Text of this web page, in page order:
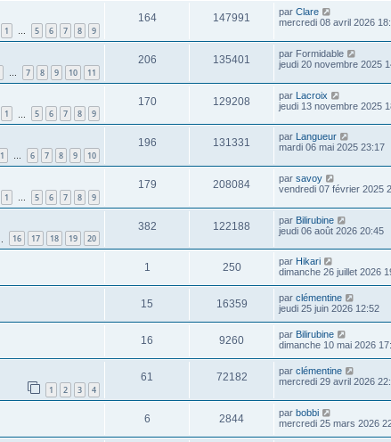
1 … 5 6 7 8 9
164 147991 par Clare
mercredi 08 avril 2026
… 7 8 9 10 11
206 135401 par Formidable
jeudi 20 novembre 2025
1 5 6 7 8 9
170 129208 par Lacroix
jeudi 13 novembre 2025
1 … 6 7 8 9 10
196 131331 par
Langueur
mardi 06 mai 2025 23:17
1 5 6 7 8 9
179 208084 par savoy
vendredi 07 février 2025
16 17 18 19 20
382 122188 par Bilirubine
jeudi 06 août 2026 20:45
1 250 par Hikari
dimanche 26 juillet 2026
15 16359 par clémentine
jeudi 25 juin 2026 12:52
16 9260 par Bilirubine
dimanche 10 mai 2026
1 2 3 4
61 72182 par clémentine
mercredi 29 avril 2026
6 2844 par bobbi
mercredi 25 mars 2026